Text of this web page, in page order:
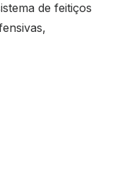
de feitiços